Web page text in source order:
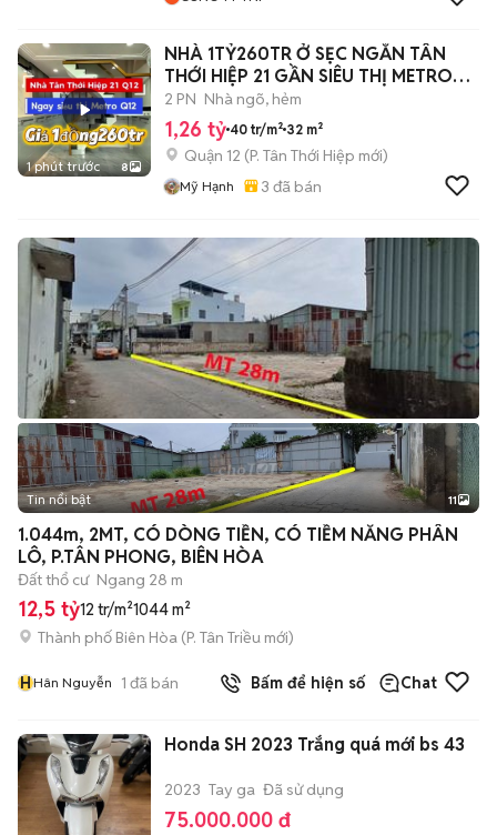
1 phút trước 8
NHÀ 1TỶ260TR Ở SẸC NGẮN TÂN
THỚI HIỆP 21 GẦN SIÊU THỊ METRO
QUẬN 12
2 PN Nhà ngõ, hẻm
1,26 tỷ 40 tr/m² 32 m²
Quận 12 (P. Tân Thới Hiệp mới)
Mỹ Hạnh 3 đã bán
+2
Tin nổi bật 11
1.044m, 2MT, CÓ DÒNG TIỀN, CÓ TIỀM NĂNG PHÂN
LÔ, P.TÂN PHONG, BIÊN HÒA
Đất thổ cư Ngang 28 m
12,5 tỷ12 tr/m²1044 m²
Thành phố Biên Hòa (P. Tân Triều mới)
HHân Nguyễn 1 đã bán Bấm để hiện số Chat
Honda SH 2023 Trắng quá mới bs 43
2023 Tay ga Đã sử dụng
75.000.000 đ